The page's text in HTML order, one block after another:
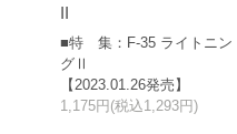
II
■特 集：F-35 ライトニン
グⅡ
【2023.01.26発売】
1,175円(税込1,293円)